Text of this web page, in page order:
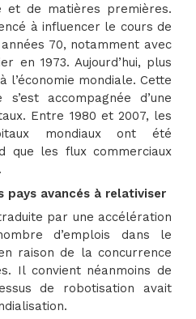
et de matières premières.
à influencer le cours de
70, notamment avec
en 1973. Aujourd’hui, plus
mondiale. Cette
accompagnée d’une
Entre 1980 et 2007, les
mondiaux ont été
que les flux commerciaux
pays avancés à relativiser
par une accélération
d’emplois dans le
raison de la concurrence
Il convient néanmoins de
de robotisation avait